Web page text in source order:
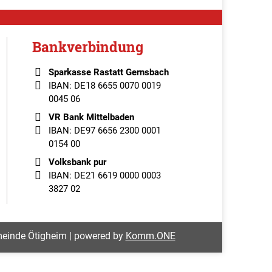
Bankverbindung
Sparkasse Rastatt Gernsbach
IBAN: DE18 6655 0070 0019
0045 06
VR Bank Mittelbaden
IBAN: DE97 6656 2300 0001
0154 00
Volksbank pur
IBAN: DE21 6619 0000 0003
3827 02
Ötigheim | powered by Komm.ONE